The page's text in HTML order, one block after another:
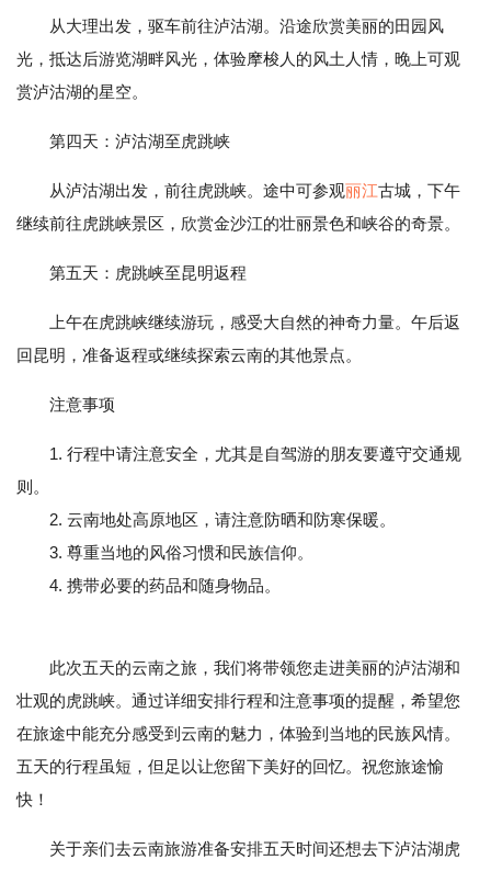
从大理出发，驱车前往泸沽湖。沿途欣赏美丽的田园风
光，抵达后游览湖畔风光，体验摩梭人的风土人情，晚上可观
赏泸沽湖的星空。
第四天：泸沽湖至虎跳峡
从泸沽湖出发，前往虎跳峡。途中可参观丽江古城，下午
继续前往虎跳峡景区，欣赏金沙江的壮丽景色和峡谷的奇景。
第五天：虎跳峡至昆明返程
上午在虎跳峡继续游玩，感受大自然的神奇力量。午后返
回昆明，准备返程或继续探索云南的其他景点。
注意事项
1. 行程中请注意安全，尤其是自驾游的朋友要遵守交通规
则。
2. 云南地处高原地区，请注意防晒和防寒保暖。
3. 尊重当地的风俗习惯和民族信仰。
4. 携带必要的药品和随身物品。
此次五天的云南之旅，我们将带领您走进美丽的泸沽湖和
壮观的虎跳峡。通过详细安排行程和注意事项的提醒，希望您
在旅途中能充分感受到云南的魅力，体验到当地的民族风情。
五天的行程虽短，但足以让您留下美好的回忆。祝您旅途愉
快！
关于亲们去云南旅游准备安排五天时间还想去下泸沽湖虎